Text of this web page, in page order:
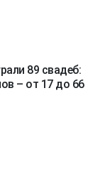
89 свадеб:
– от 17 до 66